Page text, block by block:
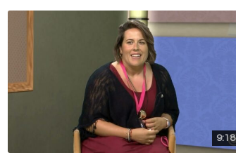
9:18